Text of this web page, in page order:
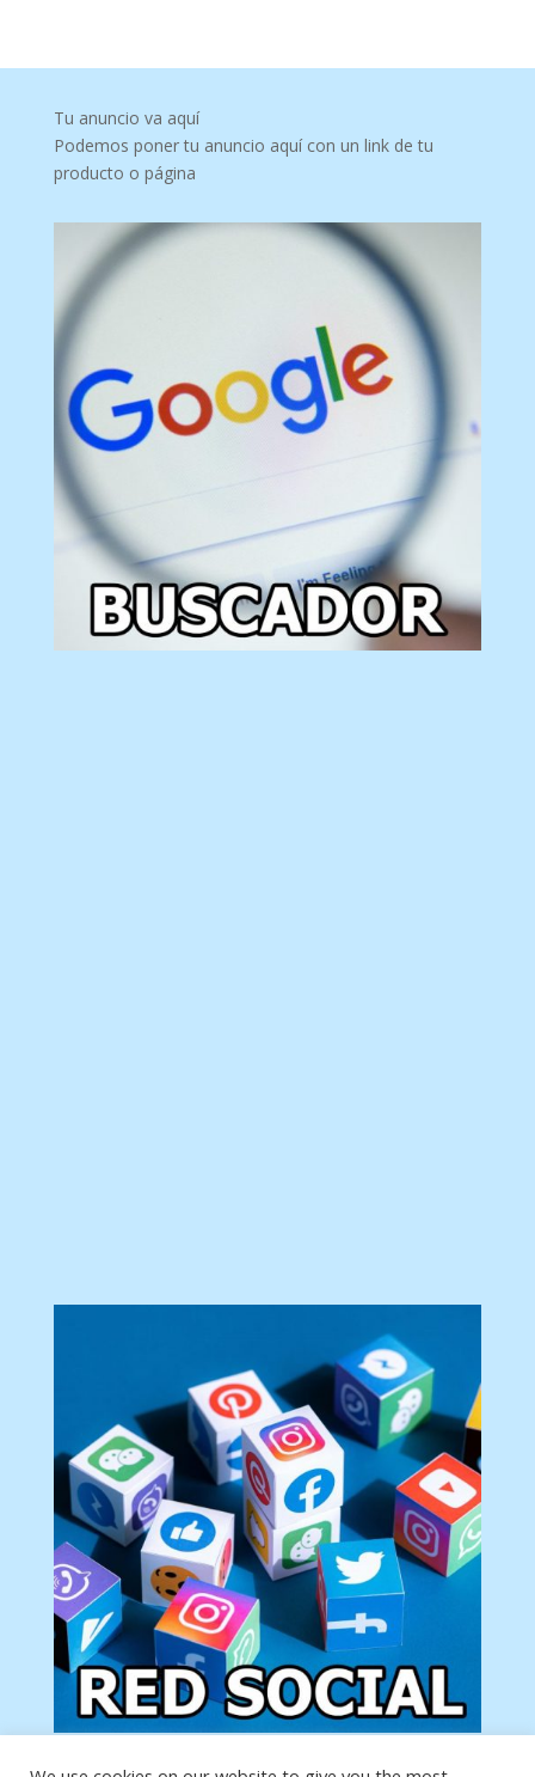
Tu anuncio va aquí
Podemos poner tu anuncio aquí con un link de tu
producto o página